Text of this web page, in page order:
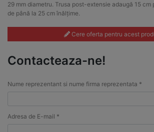
29 mm diametru. Trusa post-extensie adaugă 15 cm
de până la 25 cm înălțime.
Cere oferta pentru acest
Contacteaza-ne!
Nume reprezentant si nume firma reprezentata *
Adresa de E-mail *